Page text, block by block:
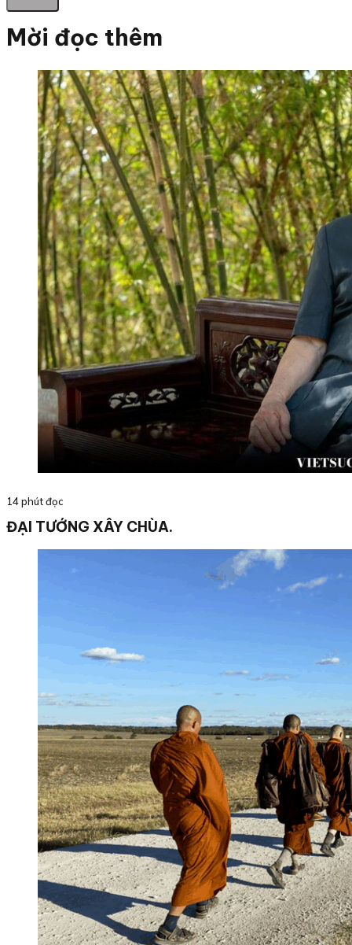
Mời đọc thêm
14 phút đọc
ĐẠI TƯỚNG XÂY CHÙA.